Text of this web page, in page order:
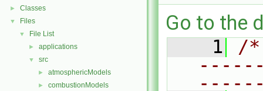
► Classes
▼ Files
▼ File List
► applications
▼ src
► atmosphericModels
► combustionModels
Go to the
    1
/